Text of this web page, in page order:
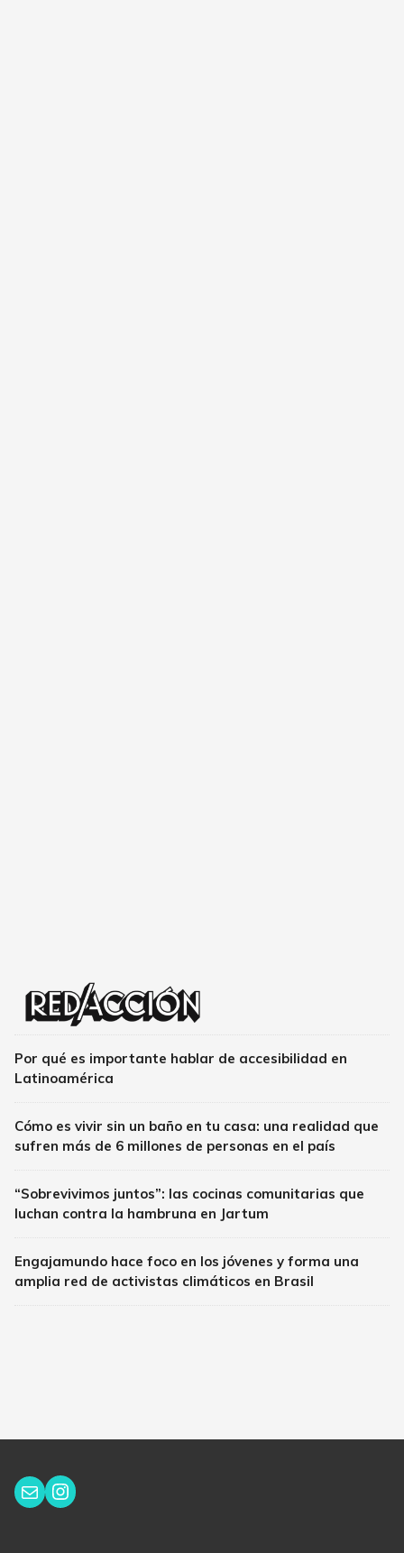
Por qué es importante hablar de accesibilidad en
Latinoamérica
Cómo es vivir sin un baño en tu casa: una realidad que
sufren más de 6 millones de personas en el país
“Sobrevivimos juntos”: las cocinas comunitarias que
luchan contra la hambruna en Jartum
Engajamundo hace foco en los jóvenes y forma una
amplia red de activistas climáticos en Brasil
Correo electrónico
Instagram